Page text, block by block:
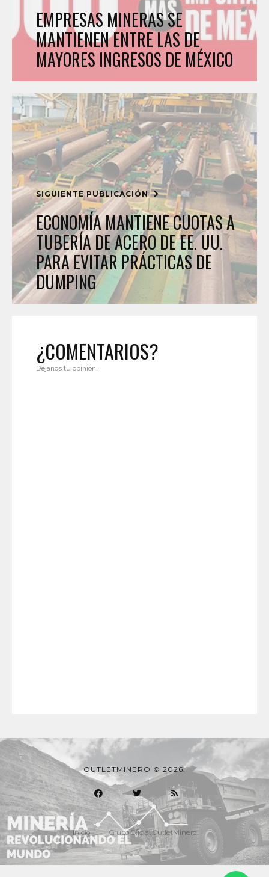
EMPRESAS MINERAS SE
MANTIENEN ENTRE LAS DE
MAYORES INGRESOS DE MÉXICO
SIGUIENTE PUBLICACIÓN
ECONOMÍA MANTIENE CUOTAS A
TUBERÍA DE ACERO DE EE. UU.
PARA EVITAR PRÁCTICAS DE
DUMPING
¿COMENTARIOS?
Déjanos tu opinión.
OUTLETMINERO © 2026.
Inicio Grupo Oficial OutletMinero